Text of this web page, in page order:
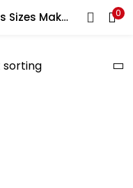
Agaal Stiching All Models Sizes Make Professienal Work ,خياطة عقال تفصيل لجميع الموديلات والمقاسات تجعل العمل احترافيًا 0
to login.